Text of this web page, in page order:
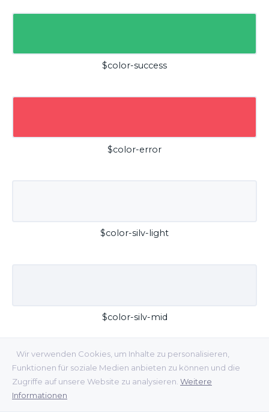
Wir verwenden Cookies, um Inhalte zu personalisieren,
Funktionen für soziale Medien anbieten zu können und die
Zugriffe auf unsere Website zu analysieren. Weitere
Informationen
$color-success
$color-error
$color-silv-light
$color-silv-mid